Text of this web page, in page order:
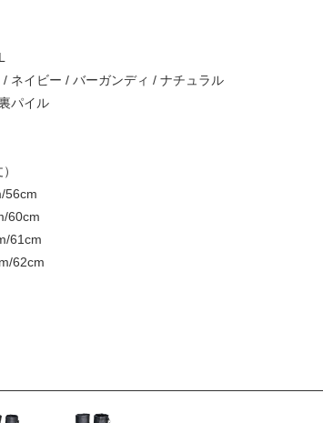
/ ネイビー / バーガンディ / ナチュラル
パイル
56cm
60cm
61cm
62cm